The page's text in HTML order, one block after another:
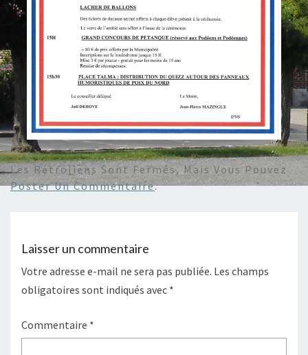
Les Rétroliens Sont Fermés, Mais Vous Pouvez
Poster Un Commentaire.
Laisser un commentaire
Votre adresse e-mail ne sera pas publiée. Les champs
obligatoires sont indiqués avec *
Commentaire *